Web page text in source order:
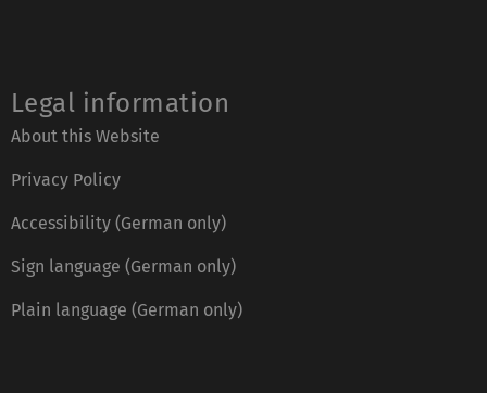
Legal information
About this Website
Privacy Policy
Accessibility (German only)
Sign language (German only)
Plain language (German only)